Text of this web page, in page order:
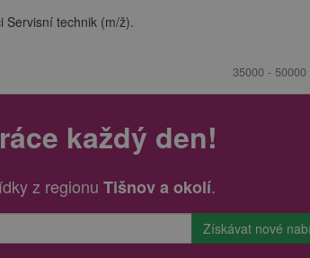
Servisní technik (m/ž).
35000 -
každý den!
z regionu Tišnov a okolí.